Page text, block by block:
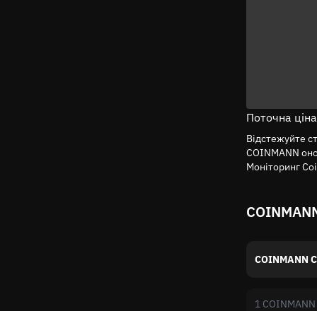
Поточна
Відстежуйте
COINMANN
Моніторинг
COINMANN
1 COINMANN